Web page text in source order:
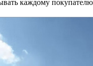
каждому покупателю